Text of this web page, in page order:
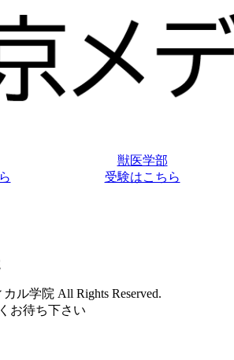
獣医学部
受験はこちら
ル学院 All Rights Reserved.
お待ち下さい